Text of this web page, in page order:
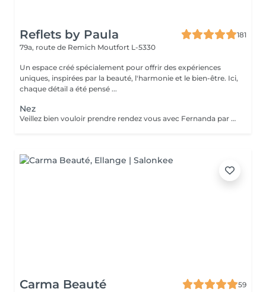
Reflets by Paula
181
79a, route de Remich Moutfort L-5330
Un espace créé spécialement pour offrir des expériences
uniques, inspirées par la beauté, l'harmonie et le bien-être. Ici,
chaque détail a été pensé ...
Nez
Veillez bien vouloir prendre rendez vous avec Fernanda par téléphone s'il vous plaît
Carma Beauté
59